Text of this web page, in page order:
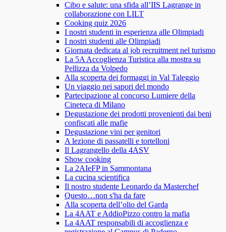
Cibo e salute: una sfida all’IIS Lagrange in
collaborazione con LILT
Cooking quiz 2026
I nostri studenti in esperienza alle Olimpiadi
I nostri studenti alle Olimpiadi
Giornata dedicata al job recruitment nel turismo
La 5A Accoglienza Turistica alla mostra su
Pellizza da Volpedo
Alla scoperta dei formaggi in Val Taleggio
Un viaggio nei sapori del mondo
Partecipazione al concorso Lumiere della
Cineteca di Milano
Degustazione dei prodotti provenienti dai beni
confiscati alle mafie
Degustazione vini per genitori
A lezione di passatelli e tortelloni
Il Lagrangello della 4ASV
Show cooking
La 2AIeFP in Sammontana
La cucina scientifica
Il nostro studente Leonardo da Masterchef
Questo…non s'ha da fare
Alla scoperta dell’olio del Garda
La 4AAT e AddioPizzo contro la mafia
La 4AAT responsabili di accoglienza e